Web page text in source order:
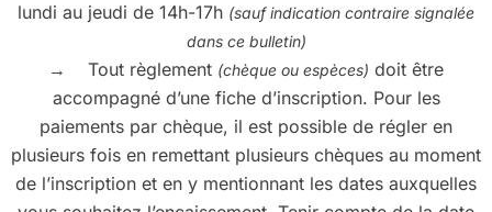
lundi au jeudi de 14h-17h (sauf indication contraire signalée
dans ce bulletin)
→ Tout règlement (chèque ou espèces) doit être
accompagné d’une fiche d’inscription. Pour les
paiements par chèque, il est possible de régler en
plusieurs fois en remettant plusieurs chèques au moment
de l’inscription et en y mentionnant les dates auxquelles